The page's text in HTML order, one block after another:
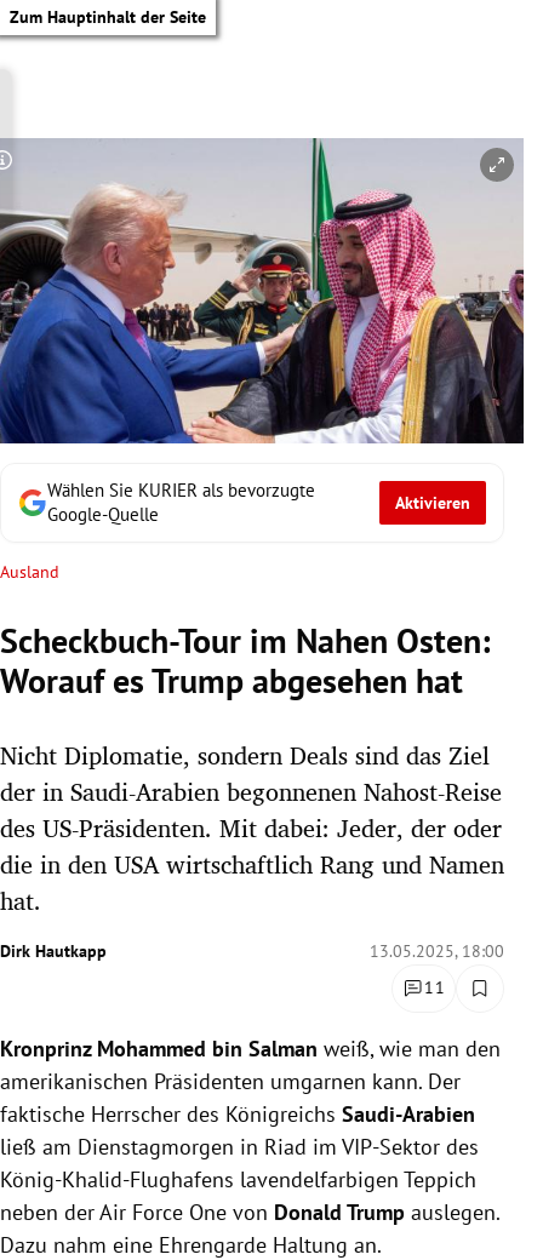
Zum Hauptinhalt der Seite
Untermenü
Untermenü
Untermenü
Untermenü
Untermenü
Untermenü
Untermenü
Untermenü
Wählen Sie KURIER als bevorzugte
Google-Quelle
Aktivieren
Ausland
Scheckbuch-Tour im Nahen Osten:
Worauf es Trump abgesehen hat
Nicht Diplomatie, sondern Deals sind das Ziel
der in Saudi-Arabien begonnenen Nahost-Reise
des US-Präsidenten. Mit dabei: Jeder, der oder
die in den USA wirtschaftlich Rang und Namen
hat.
Dirk Hautkapp
13.05.2025, 18:00
11
Copyright-Hinweis öffnen/schließen
Kronprinz Mohammed bin Salman weiß, wie man den
amerikanischen Präsidenten umgarnen kann. Der
faktische Herrscher des Königreichs Saudi-Arabien
ließ am Dienstagmorgen in Riad im VIP-Sektor des
König-Khalid-Flughafens lavendelfarbigen Teppich
neben der Air Force One von Donald Trump auslegen.
Dazu nahm eine Ehrengarde Haltung an.